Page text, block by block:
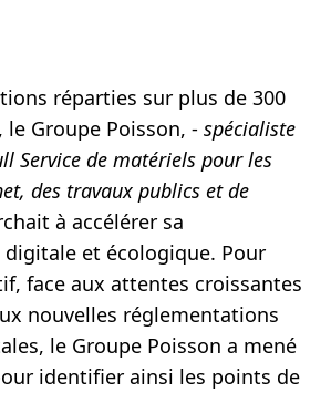
réparties sur plus de 300
le Groupe Poisson, - spécialiste
Service de matériels pour les
des travaux publics et de
à accélérer sa
et écologique. Pour
face aux attentes croissantes
nouvelles réglementations
le Groupe Poisson a mené
identifier ainsi les points de